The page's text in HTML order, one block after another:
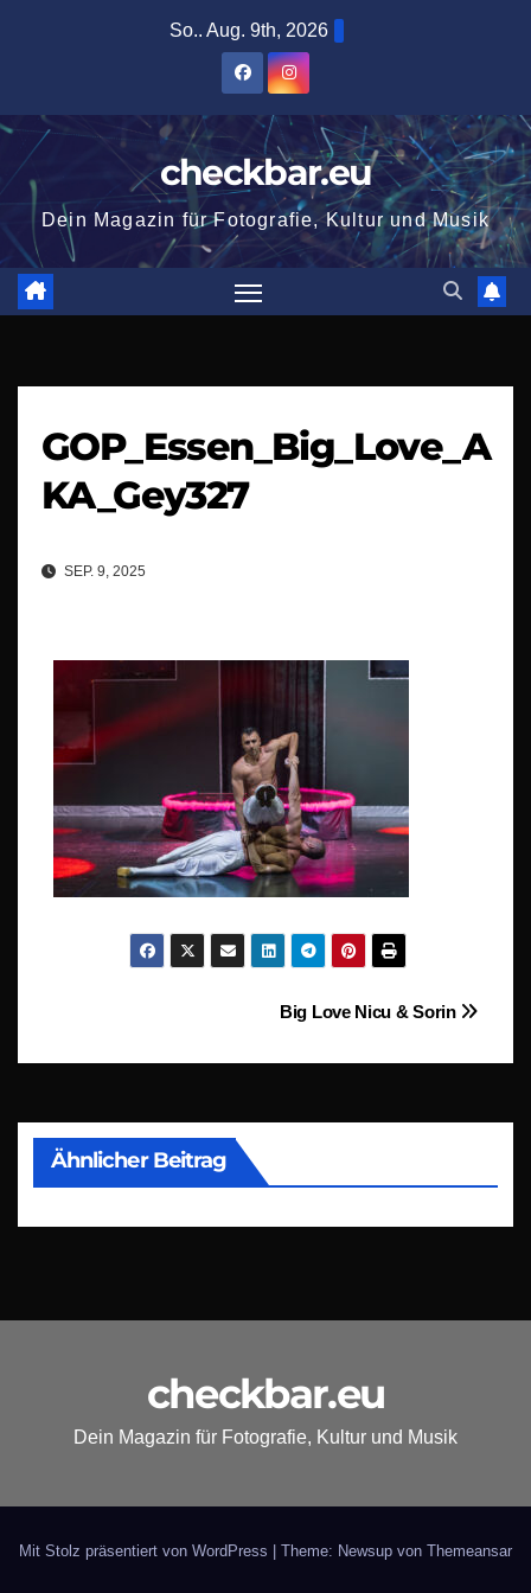
So.. Aug. 9th, 2026
checkbar.eu
Dein Magazin für Fotografie, Kultur und Musik
GOP_Essen_Big_Love_A
KA_Gey327
SEP. 9, 2025
Beitragsnavigation
Big Love Nicu & Sorin
Ähnlicher Beitrag
checkbar.eu
Dein Magazin für Fotografie, Kultur und Musik
Mit Stolz präsentiert von WordPress | Theme: Newsup von Themeansar